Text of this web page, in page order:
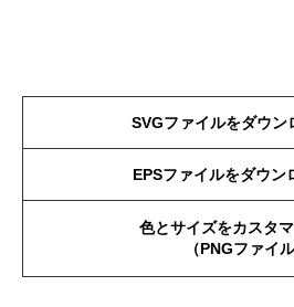
SVGファイルをダウン
EPSファイルをダウン
色とサイズをカスタ
（PNGファイル